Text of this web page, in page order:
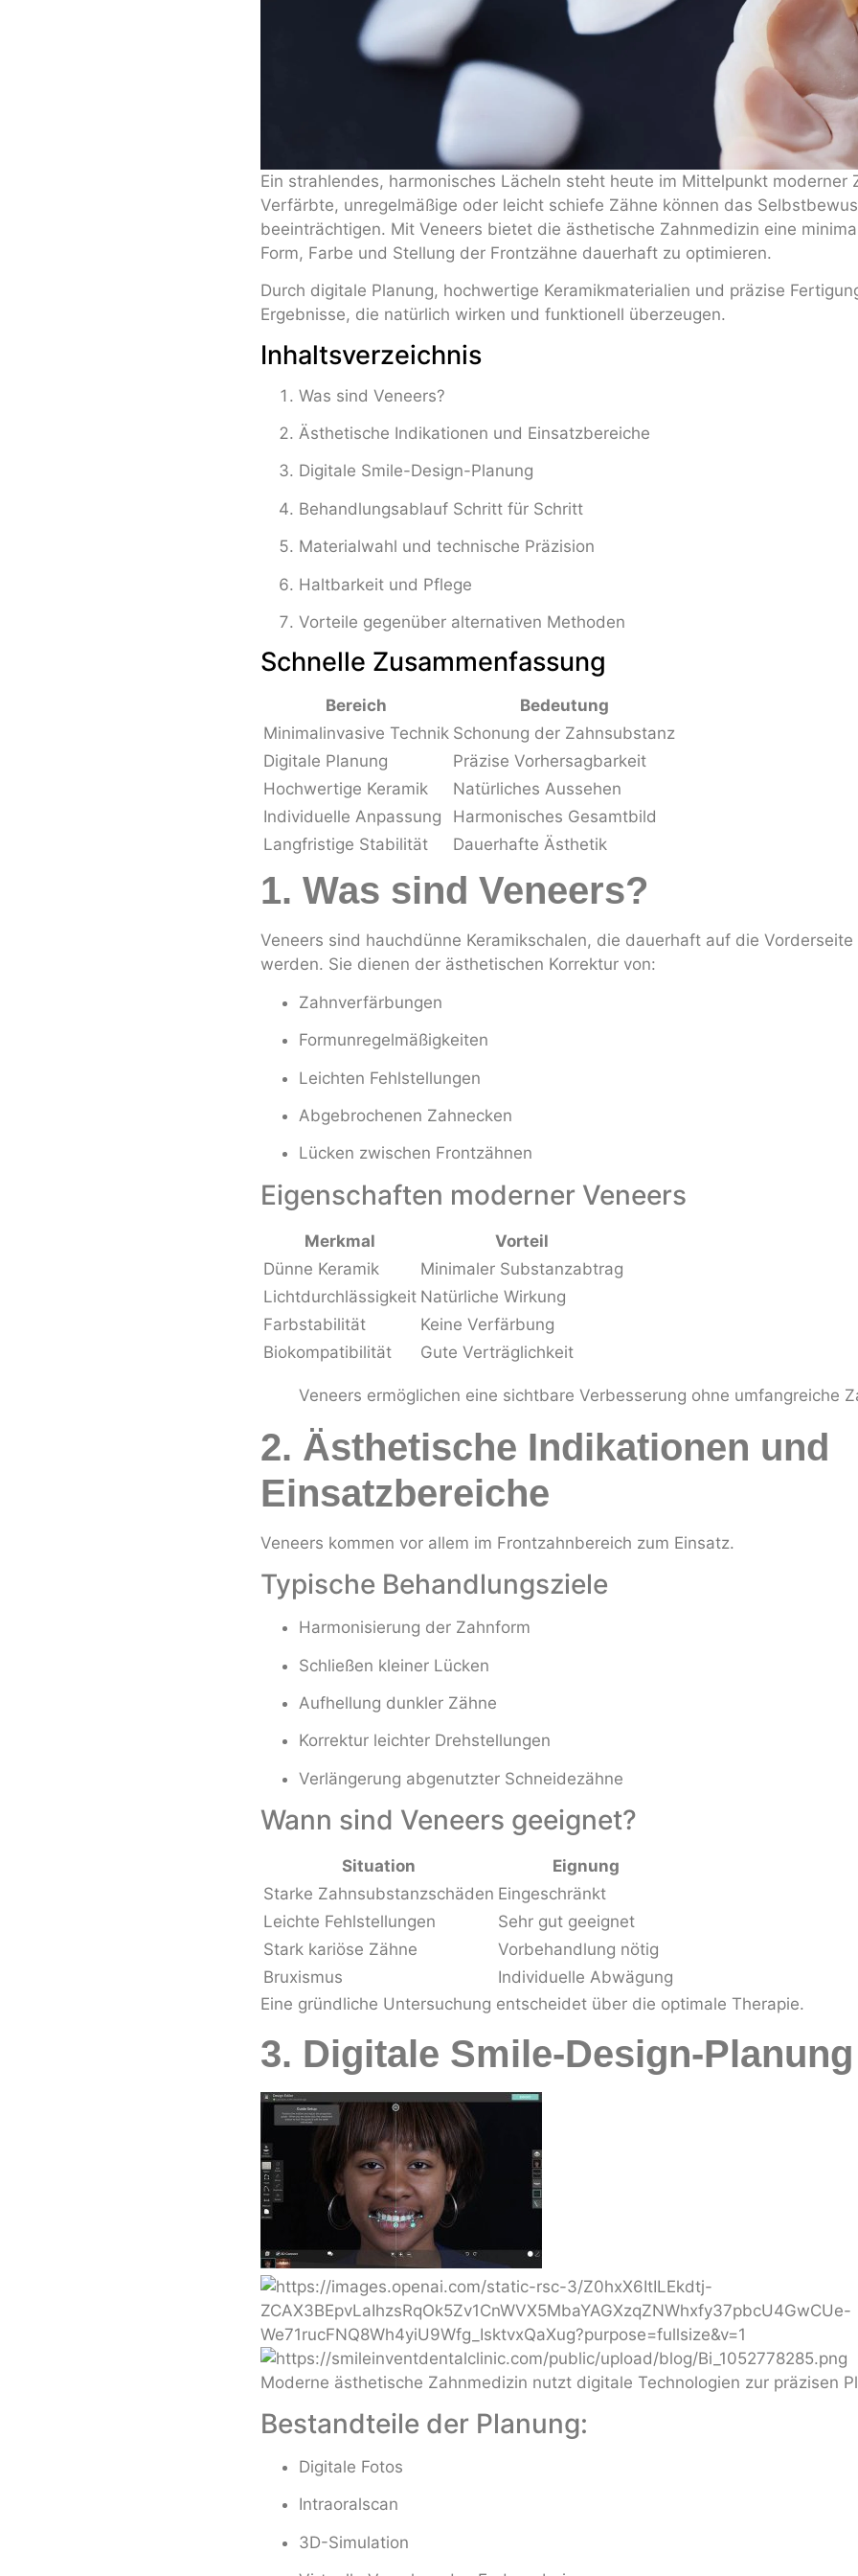
Ein strahlendes, harmonisches Lächeln steht heute im Mittelpunkt moderner
Verfärbte, unregelmäßige oder leicht schiefe Zähne können das
beeinträchtigen. Mit Veneers bietet die ästhetische Zahnmedizin eine
Form, Farbe und Stellung der Frontzähne dauerhaft zu optimieren.
Durch digitale Planung, hochwertige Keramikmaterialien und präzise
Ergebnisse, die natürlich wirken und funktionell überzeugen.
Inhaltsverzeichnis
Was sind Veneers?
Ästhetische Indikationen und Einsatzbereiche
Digitale Smile-Design-Planung
Behandlungsablauf Schritt für Schritt
Materialwahl und technische Präzision
Haltbarkeit und Pflege
Vorteile gegenüber alternativen Methoden
Schnelle Zusammenfassung
Bereich
Bedeutung
Minimalinvasive Technik Schonung der Zahnsubstanz
Digitale Planung
Präzise Vorhersagbarkeit
Hochwertige Keramik
Natürliches Aussehen
Individuelle Anpassung
Harmonisches Gesamtbild
Langfristige Stabilität
Dauerhafte Ästhetik
1. Was sind Veneers?
Veneers sind hauchdünne Keramikschalen, die dauerhaft auf die
werden. Sie dienen der ästhetischen Korrektur von:
Zahnverfärbungen
Formunregelmäßigkeiten
Leichten Fehlstellungen
Abgebrochenen Zahnecken
Lücken zwischen Frontzähnen
Eigenschaften moderner Veneers
Merkmal
Vorteil
Dünne Keramik
Minimaler Substanzabtrag
Lichtdurchlässigkeit Natürliche Wirkung
Farbstabilität
Keine Verfärbung
Biokompatibilität
Gute Verträglichkeit
Veneers ermöglichen eine sichtbare Verbesserung ohne umfangreiche
2. Ästhetische Indikationen und
Einsatzbereiche
Veneers kommen vor allem im Frontzahnbereich zum Einsatz.
Typische Behandlungsziele
Harmonisierung der Zahnform
Schließen kleiner Lücken
Aufhellung dunkler Zähne
Korrektur leichter Drehstellungen
Verlängerung abgenutzter Schneidezähne
Wann sind Veneers geeignet?
Situation
Eignung
Starke Zahnsubstanzschäden Eingeschränkt
Leichte Fehlstellungen
Sehr gut geeignet
Stark kariöse Zähne
Vorbehandlung nötig
Bruxismus
Individuelle Abwägung
Eine gründliche Untersuchung entscheidet über die optimale Therapie.
3. Digitale Smile-Design-Planung
Moderne ästhetische Zahnmedizin nutzt digitale Technologien zur präzisen
Bestandteile der Planung:
Digitale Fotos
Intraoralscan
3D-Simulation